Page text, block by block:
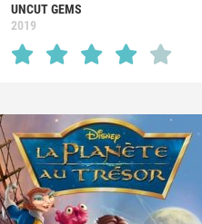
UNCUT GEMS
2019